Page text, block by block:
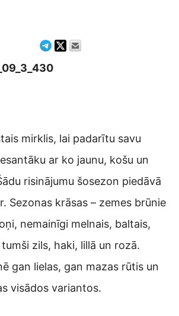
mirklis, lai padarītu savu
ar ko jaunu, košu un
risinājumu šosezon piedāvā
Sezonas krāsas – zemes brūnie
nemainīgi melnais, baltais,
zils, haki, lillā un rozā.
gan lielas, gan mazas rūtis un
visādos variantos.